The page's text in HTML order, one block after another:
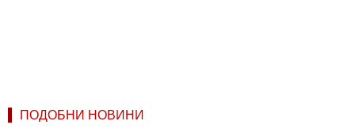
ПОДОБНИ НОВИНИ